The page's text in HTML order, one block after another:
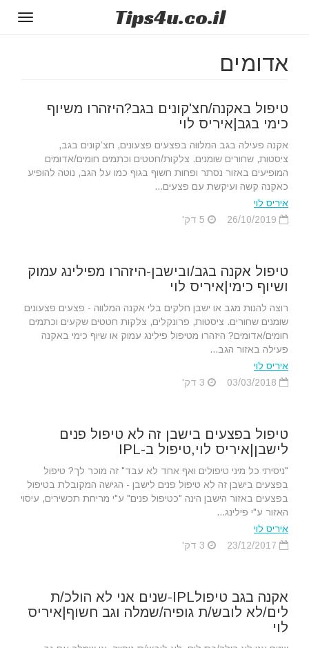
Tips4u.co.il
אדומים
טיפול באקנה/חצ'קונים בגב?היזהרו משיוף
כימי בגב|איריס לוי
אקנה פעילה בגב המלווה בפצעים פצעונים, חצ’קונים בגב,
ציסטות, שחורים שומנים. צלקות/חטטים וכתמים חומים/אדומים
המופיעים באזור נסתר ופחות חשוף בגוף כמו על הגב, נוטה להופיע
כאקנה קשה ועיקשת עם פצעים...
איריס לוי
טיפול אקנה בגב/ובישבן-היזהרו מפילינג עמוק
ושיוף כימי|איריס לוי
רוצה להנות מגב או ישבן חלקים בלי אקנה המלווה - פצעים פצעונים
שומנים שחורים. ציסטות, פרונקלים, צלקות חטטים שקעים וכתמים
חומים/אדומים? היזהרו מטיפול פילינג עמוק או שיוף כימי באקנה
פעילה באזור הגב...
איריס לוי
טיפול בפצעים בישבן זה לא טיפול פנים
לישבן|איריס לוי,טיפול ב-IPL
"ניסיתי כל מיני טיפולים ואף אחד לא עבד" זה מוכר לך? טיפול
בפצעים בישבן זה לא טיפול פנים לישבן - הגישה המקובלת בטיפול
בפצעים באזור הישבן הינה "כטיפול פנים" ע"י מריחת תכשירים, עיסוי
האזור ע"י פילינג...
איריס לוי
אקנה בגב טיפולIPL-שנים אני לא הולכ/ת
לים/לא לובש/ת גופיה/שמלה וגב חשוף|איריס
לוי